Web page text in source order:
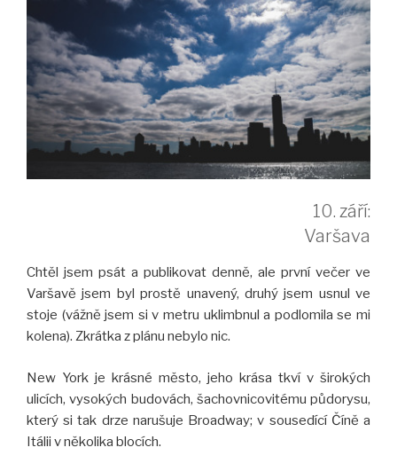
10. září:
Varšava
Chtěl jsem psát a publikovat denně, ale první večer ve
Varšavě jsem byl prostě unavený, druhý jsem usnul ve
stoje (vážně jsem si v metru uklimbnul a podlomila se mi
kolena). Zkrátka z plánu nebylo nic.
New York je krásné město, jeho krása tkví v širokých
ulicích, vysokých budovách, šachovnicovitému půdorysu,
který si tak drze narušuje Broadway; v sousedící Číně a
Itálii v několika blocích.